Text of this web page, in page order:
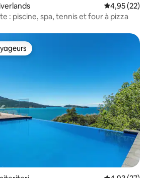
Évaluation
4,95 (22)
: piscine, spa, tennis et four à pizza